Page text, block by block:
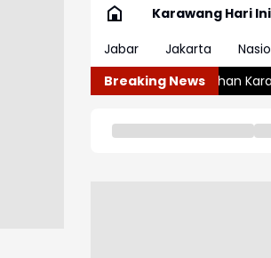
Karawang Hari Ini
Jabar
Jakarta
Breaking News
di Pelabuhan Karangsong Indramayu